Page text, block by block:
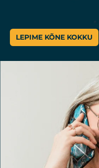
LEPIME KÕNE KOKKU